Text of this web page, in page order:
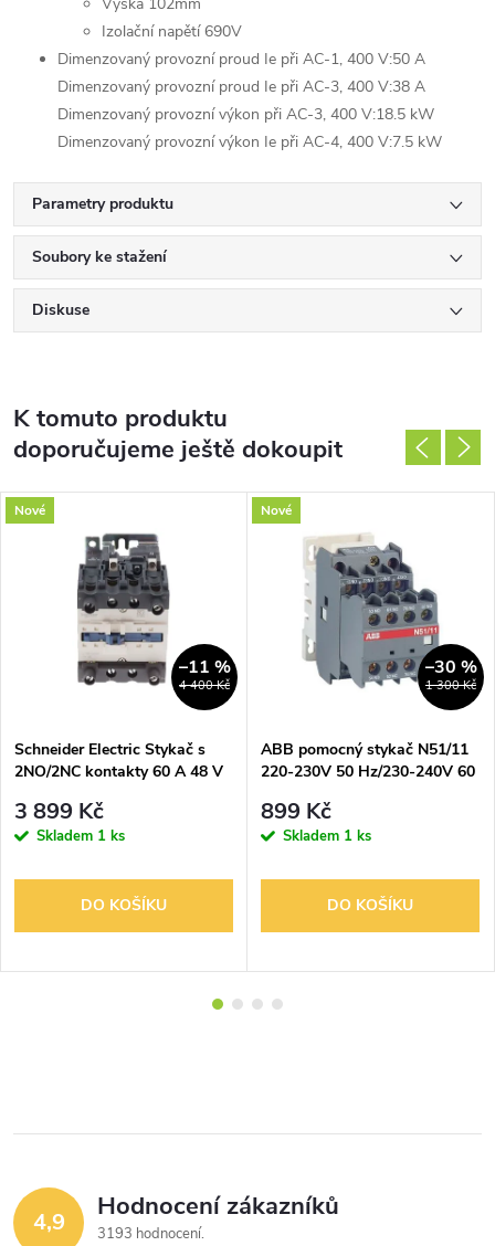
Izolační napětí 690V
Dimenzovaný provozní proud Ie při AC-1, 400 V:50 A
Dimenzovaný provozní proud Ie při AC-3, 400 V:38 A
Dimenzovaný provozní výkon při AC-3, 400 V:18.5 kW
Dimenzovaný provozní výkon Ie při AC-4, 400 V:7.5 kW
Parametry produktu
Soubory ke stažení
Diskuse
K tomuto produktu
doporučujeme ještě dokoupit
Nové
4 400 Kč
–11 %
Schneider Electric Stykač s
2NO/2NC kontakty 60 A 48 V
3 899 Kč
Skladem 1 ks
DO KOŠÍKU
Nové
1 300 Kč
–30 %
ABB pomocný stykač N51/11
220-230V 50 Hz/230-240V 60
899 Kč
Skladem 1 ks
DO KOŠÍKU
4,9 Hodnocení zákazníků
3193 hodnocení